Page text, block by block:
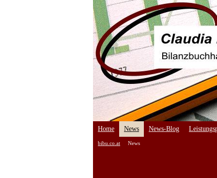
Home News News-Blog
bibu.co.at News